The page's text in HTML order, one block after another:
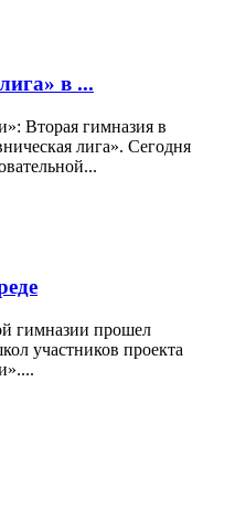
в ...
Вторая гимназия в
лига». Сегодня
гимназии прошел
участников проекта